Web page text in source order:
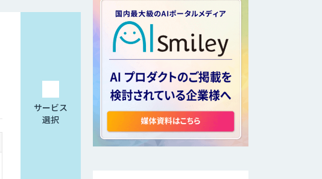
サービス
選択